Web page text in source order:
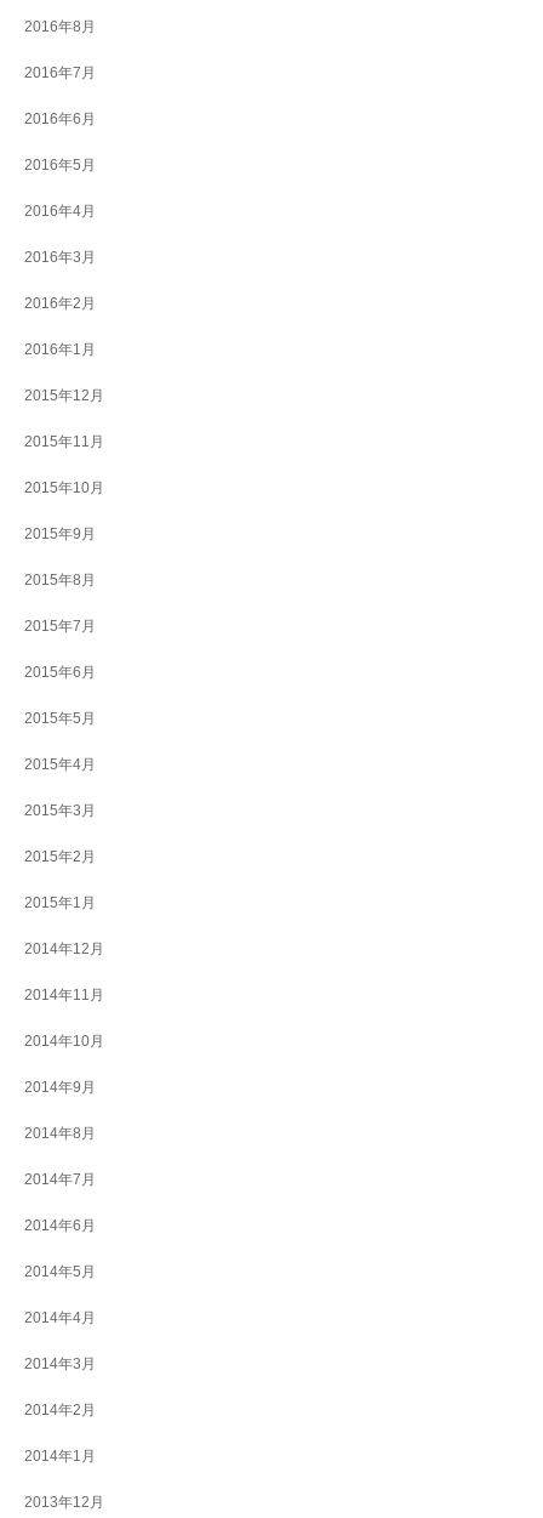
2016年8月
2016年7月
2016年6月
2016年5月
2016年4月
2016年3月
2016年2月
2016年1月
2015年12月
2015年11月
2015年10月
2015年9月
2015年8月
2015年7月
2015年6月
2015年5月
2015年4月
2015年3月
2015年2月
2015年1月
2014年12月
2014年11月
2014年10月
2014年9月
2014年8月
2014年7月
2014年6月
2014年5月
2014年4月
2014年3月
2014年2月
2014年1月
2013年12月